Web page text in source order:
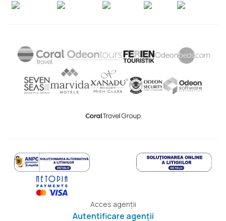
Acces agenții
Autentificare agenții